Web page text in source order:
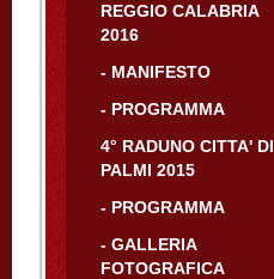
REGGIO CALABRIA
2016
- MANIFESTO
- PROGRAMMA
4° RADUNO CITTA' DI
PALMI 2015
- PROGRAMMA
- GALLERIA
FOTOGRAFICA